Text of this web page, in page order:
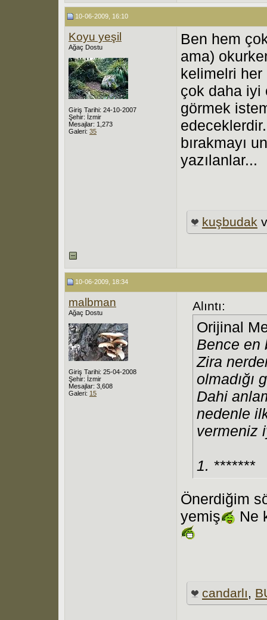
10-06-2009, 16:10
Koyu yeşil
Ağaç Dostu
Giriş Tarihi: 24-10-2007
Şehir: İzmir
Mesajlar: 1,273
Galeri: 35
Ben hem
ama)
kelimelri
çok daha iyi
görmek
bırakmayı
yazılanlar...
kuşbudak
10-06-2009, 18:34
malbman
Ağaç Dostu
Giriş Tarihi: 25-04-2008
Şehir: İzmir
Mesajlar: 3,608
Galeri: 15
Alıntı:
Orijinal
Bence en
Zira
olmadığı
Dahi
nedenle
vermeniz
1. *******
Önerdiğim
yemiş
Ne
candarlı,